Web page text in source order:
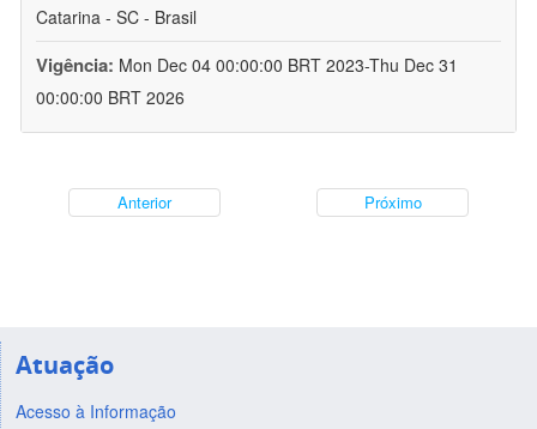
Catarina - SC - Brasil
Vigência: Mon Dec 04 00:00:00 BRT 2023-Thu Dec 31
00:00:00 BRT 2026
Anterior Próximo
Atuação
Acesso à Informação